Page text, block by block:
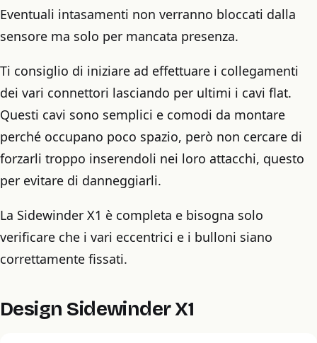
Eventuali intasamenti non verranno bloccati dalla
sensore ma solo per mancata presenza.
Ti consiglio di iniziare ad effettuare i collegamenti
dei vari connettori lasciando per ultimi i cavi flat.
Questi cavi sono semplici e comodi da montare
perché occupano poco spazio, però non cercare di
forzarli troppo inserendoli nei loro attacchi, questo
per evitare di danneggiarli.
La Sidewinder X1 è completa e bisogna solo
verificare che i vari eccentrici e i bulloni siano
correttamente fissati.
Design Sidewinder X1